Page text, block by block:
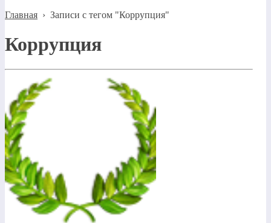
Главная › Записи с тегом "Коррупция"
Коррупция